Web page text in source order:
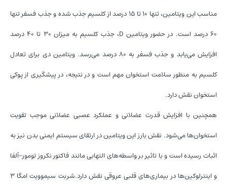
مناسب این ویتامین، تنها ۱۰ تا ۱۵ درصد از کلسیم جذب شده و جذب فسفر تنها
۶۰ درصد است. در حضور ویتامین D، جذب کلسیم به میزان ۳۰ تا ۴۰ درصد
افزایش می‌یابد و جذب فسفر به ۸۰ درصد می‌رسد. ویتامین دی برای تعادل
کلسیم به منظور سلامت استخوان مهم است و در نتیجه، در پیشگیری از پوکی
استخوان نقش دارد.
همچنین با افزایش قدرت عضلانی و عملکرد عصبی عضلانی موجب تقویت
استخوان‌ها می‌شود. نقش بارز این ویتامین در ارتقای سیستم ایمنی بدن نیز به
اثبات رسیده است و با تاثیر بر واسطه‌های التهابی مانند فاکتور نکروز تومور-آلفا
و اینترلوکین‌ها در بیماری‌های قلبی عروقی نقش دارد.شربت سیموویت امگا 3